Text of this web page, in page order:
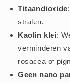
Titaandioxide
stralen.
Kaolin klei:
verminderen
rosacea of
Geen nano